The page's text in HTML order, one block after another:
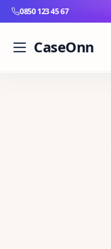
0850 123 45 67
CaseOnn